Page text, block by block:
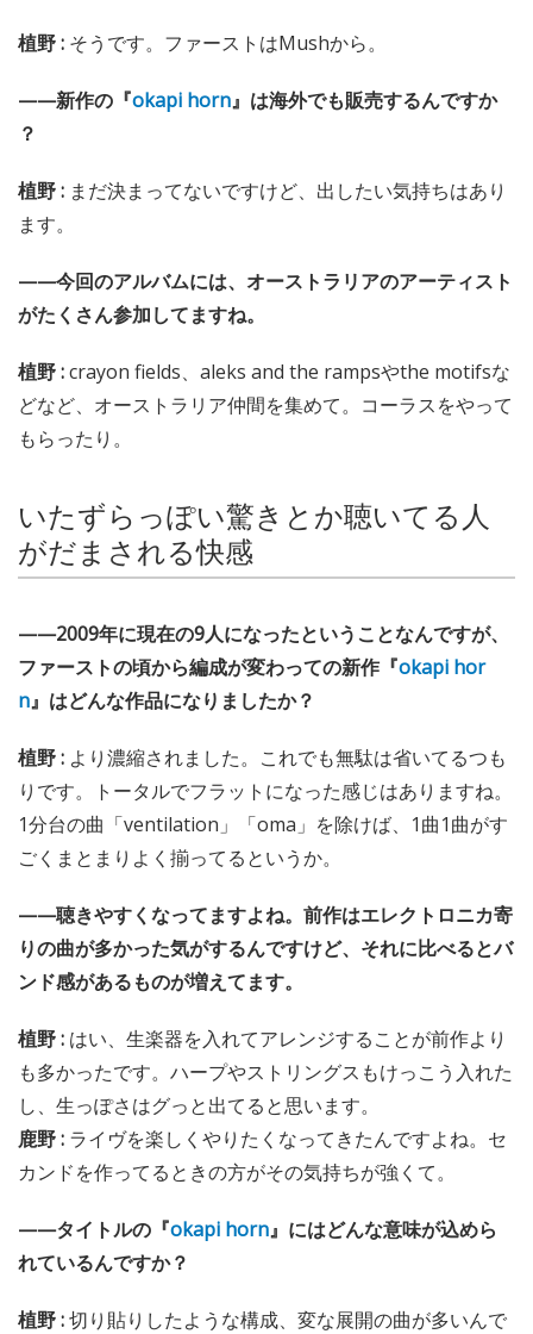
植野 : そうです。ファーストはMushから。
——新作の『okapi horn』は海外でも販売するんですか
？
植野 : まだ決まってないですけど、出したい気持ちはあり
ます。
——今回のアルバムには、オーストラリアのアーティスト
がたくさん参加してますね。
植野 :crayon fields、aleks and the rampsやthe motifsな
どなど、オーストラリア仲間を集めて。コーラスをやって
もらったり。
いたずらっぽい驚きとか聴いてる人
がだまされる快感
——2009年に現在の9人になったということなんですが、
ファーストの頃から編成が変わっての新作『okapi hor
n』はどんな作品になりましたか？
植野 : より濃縮されました。これでも無駄は省いてるつも
りです。トータルでフラットになった感じはありますね。
1分台の曲「ventilation」「oma」を除けば、1曲1曲がす
ごくまとまりよく揃ってるというか。
——聴きやすくなってますよね。前作はエレクトロニカ寄
りの曲が多かった気がするんですけど、それに比べるとバ
ンド感があるものが増えてます。
植野 : はい、生楽器を入れてアレンジすることが前作より
も多かったです。ハープやストリングスもけっこう入れた
し、生っぽさはグっと出てると思います。
鹿野 : ライヴを楽しくやりたくなってきたんですよね。セ
カンドを作ってるときの方がその気持ちが強くて。
——タイトルの『okapi horn』にはどんな意味が込めら
れているんですか？
植野 :切り貼りしたような構成、変な展開の曲が多いんで